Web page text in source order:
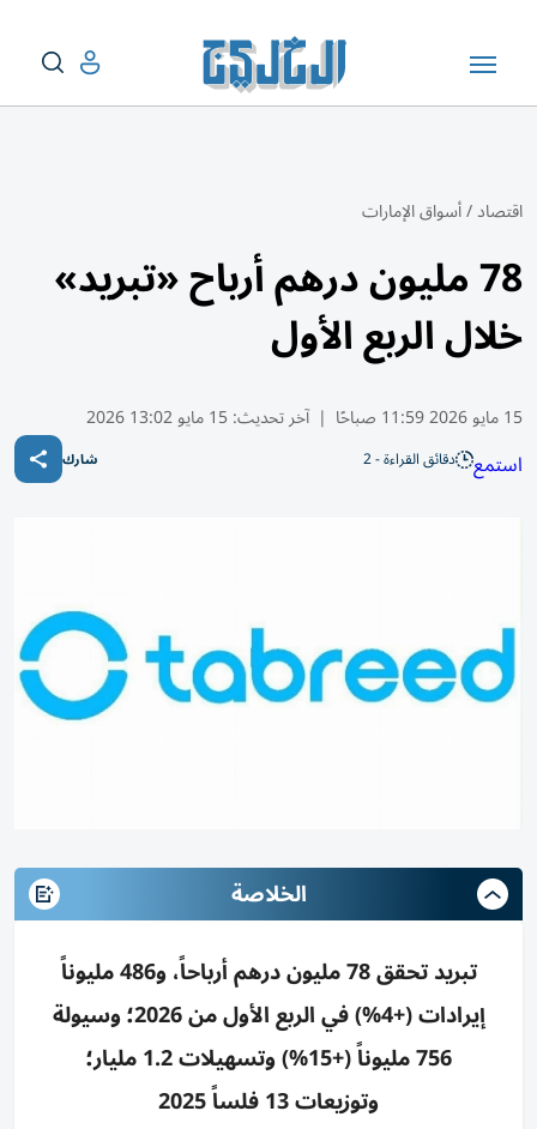
اقتصاد/أسواق الإمارات
78 مليون درهم أرباح «تبريد»
خلال الربع الأول
15 مايو 2026 11:59 صباحًا | آخر تحديث:15 مايو 13:02 2026
استمع دقائق القراءة - 2 شارك
الخلاصة
تبريد تحقق 78 مليون درهم أرباحاً، و486 مليوناً
إيرادات (+4%) في الربع الأول من 2026؛ وسيولة
756 مليوناً (+15%) وتسهيلات 1.2 مليار؛
وتوزيعات 13 فلساً 2025